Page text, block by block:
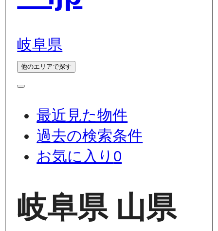
岐阜県
他のエリアで探す
最近見た物件
過去の検索条件
お気に入り 0
岐阜県 山県